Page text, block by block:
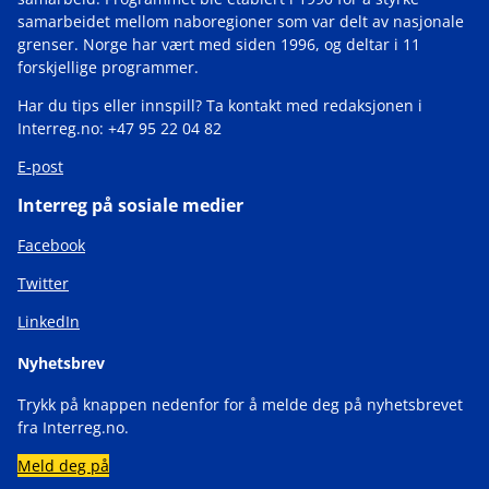
samarbeidet mellom naboregioner som var delt av nasjonale
grenser. Norge har vært med siden 1996, og deltar i 11
forskjellige programmer.
Har du tips eller innspill? Ta kontakt med redaksjonen i
Interreg.no: +47 95 22 04 82
E-post
Interreg på sosiale medier
Facebook
Twitter
LinkedIn
Nyhetsbrev
Trykk på knappen nedenfor for å melde deg på nyhetsbrevet
fra Interreg.no.
Meld deg på